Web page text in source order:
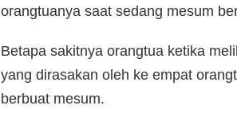
orangtuanya saat sedang mesum
Betapa sakitnya orangtua ketika
yang dirasakan oleh ke empat
berbuat mesum.